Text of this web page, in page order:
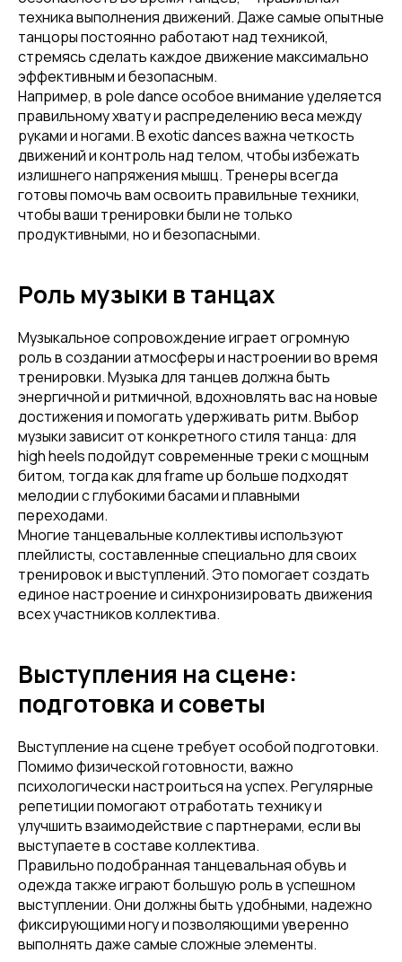
Привет! Дарим тебе -10% на первую
техника выполнения движений. Даже самые опытные
танцоры постоянно работают над техникой,
стремясь сделать каждое движение максимально
эффективным и безопасным.
Например, в pole dance особое внимание уделяется
правильному хвату и распределению веса между
руками и ногами. В exotic dances важна четкость
движений и контроль над телом, чтобы избежать
излишнего напряжения мышц. Тренеры всегда
готовы помочь вам освоить правильные техники,
чтобы ваши тренировки были не только
продуктивными, но и безопасными.
Роль музыки в танцах
Музыкальное сопровождение играет огромную
роль в создании атмосферы и настроении во время
тренировки. Музыка для танцев должна быть
энергичной и ритмичной, вдохновлять вас на новые
достижения и помогать удерживать ритм. Выбор
музыки зависит от конкретного стиля танца: для
high heels подойдут современные треки с мощным
битом, тогда как для frame up больше подходят
мелодии с глубокими басами и плавными
переходами.
Многие танцевальные коллективы используют
плейлисты, составленные специально для своих
тренировок и выступлений. Это помогает создать
единое настроение и синхронизировать движения
всех участников коллектива.
Выступления на сцене:
подготовка и советы
Выступление на сцене требует особой подготовки.
Помимо физической готовности, важно
психологически настроиться на успех. Регулярные
репетиции помогают отработать технику и
улучшить взаимодействие с партнерами, если вы
выступаете в составе коллектива.
Правильно подобранная танцевальная обувь и
одежда также играют большую роль в успешном
выступлении. Они должны быть удобными, надежно
фиксирующими ногу и позволяющими уверенно
выполнять даже самые сложные элементы.